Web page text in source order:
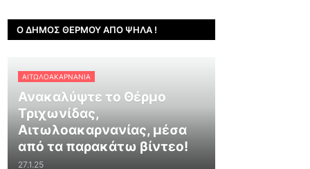
Ο ΔΉΜΟΣ ΘΈΡΜΟΥ ΑΠΌ ΨΗΛΆ !
ΑΙΤΩΛΟΑΚΑΡΝΑΝΊΑ
Ανακαλύψτε το Θέρμο
Τριχωνίδας,
Αιτωλοακαρνανίας, μέσα
από τα παρακάτω βίντεο!
27.1.25